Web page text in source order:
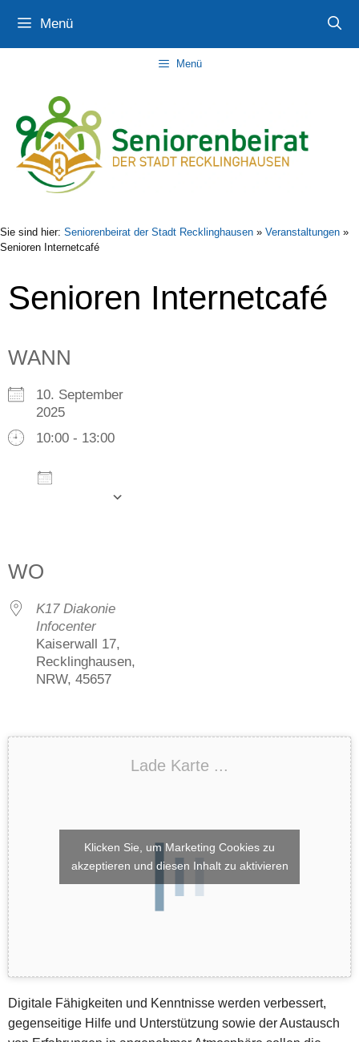
Inhalt
springen
Navigation
springen
Inhalt
springen
Menü
Menü
Sie sind hier: Seniorenbeirat der Stadt Recklinghausen » Veranstaltungen »
Senioren Internetcafé
Senioren Internetcafé
WANN
10. September
2025
10:00 - 13:00
WO
K17 Diakonie
Infocenter
Kaiserwall 17,
Recklinghausen,
NRW, 45657
Lade Karte ...
Klicken Sie, um Marketing Cookies zu
akzeptieren und diesen Inhalt zu aktivieren
Digitale Fähigkeiten und Kenntnisse werden verbessert,
gegenseitige Hilfe und Unterstützung sowie der Austausch